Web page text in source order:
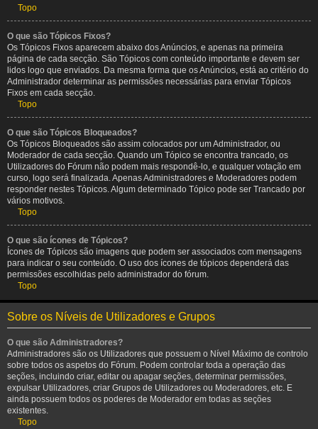
Topo
O que são Tópicos Fixos?
Os Tópicos Fixos aparecem abaixo dos Anúncios, e apenas na primeira
página de cada secção. São Tópicos com conteúdo importante e devem ser
lidos logo que enviados. Da mesma forma que os Anúncios, está ao critério do
Administrador determinar as permissões necessárias para enviar Tópicos
Fixos em cada secção.
Topo
O que são Tópicos Bloqueados?
Os Tópicos Bloqueados são assim colocados por um Administrador, ou
Moderador de cada secção. Quando um Tópico se encontra trancado, os
Utilizadores do Fórum não podem mais respondê-lo, e qualquer votação em
curso, logo será finalizada. Apenas Administradores e Moderadores podem
responder nestes Tópicos. Algum determinado Tópico pode ser Trancado por
vários motivos.
Topo
O que são ícones de Tópicos?
Ícones de Tópicos são imagens que podem ser associados com mensagens
para indicar o seu conteúdo. O uso dos ícones de tópicos dependerá das
permissões escolhidas pelo administrador do fórum.
Topo
Sobre os Níveis de Utilizadores e Grupos
O que são Administradores?
Administradores são os Utilizadores que possuem o Nível Máximo de controlo
sobre todos os aspetos do Fórum. Podem controlar toda a operação das
seções, incluindo criar, editar ou apagar seções, determinar permissões,
expulsar Utilizadores, criar Grupos de Utilizadores ou Moderadores, etc. E
ainda possuem todos os poderes de Moderador em todas as seções
existentes.
Topo